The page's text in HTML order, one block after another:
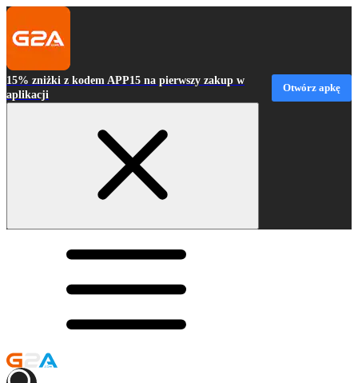
15% zniżki z kodem APP15 na pierwszy zakup w
aplikacji
Otwórz apkę